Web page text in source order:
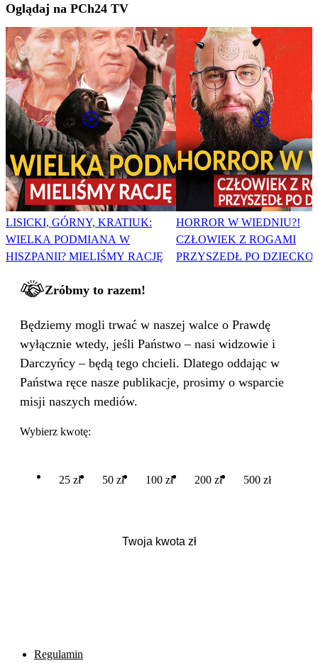
Oglądaj na PCh24 TV
LISICKI, GÓRNY, KRATIUK:
WIELKA PODMIANA W
HISZPANII? MIELIŚMY RACJĘ
HORROR W WIEDNIU?!
CZŁOWIEK Z ROGAMI
PRZYSZEDŁ PO DZIECKO
Zróbmy to razem!
Będziemy mogli trwać w naszej walce o Prawdę
wyłącznie wtedy, jeśli Państwo – nasi widzowie i
Darczyńcy – będą tego chcieli. Dlatego oddając w
Państwa ręce nasze publikacje, prosimy o wsparcie
misji naszych mediów.
Wybierz kwotę:
25 zł 50 zł 100 zł 200 zł 500 zł
Regulamin